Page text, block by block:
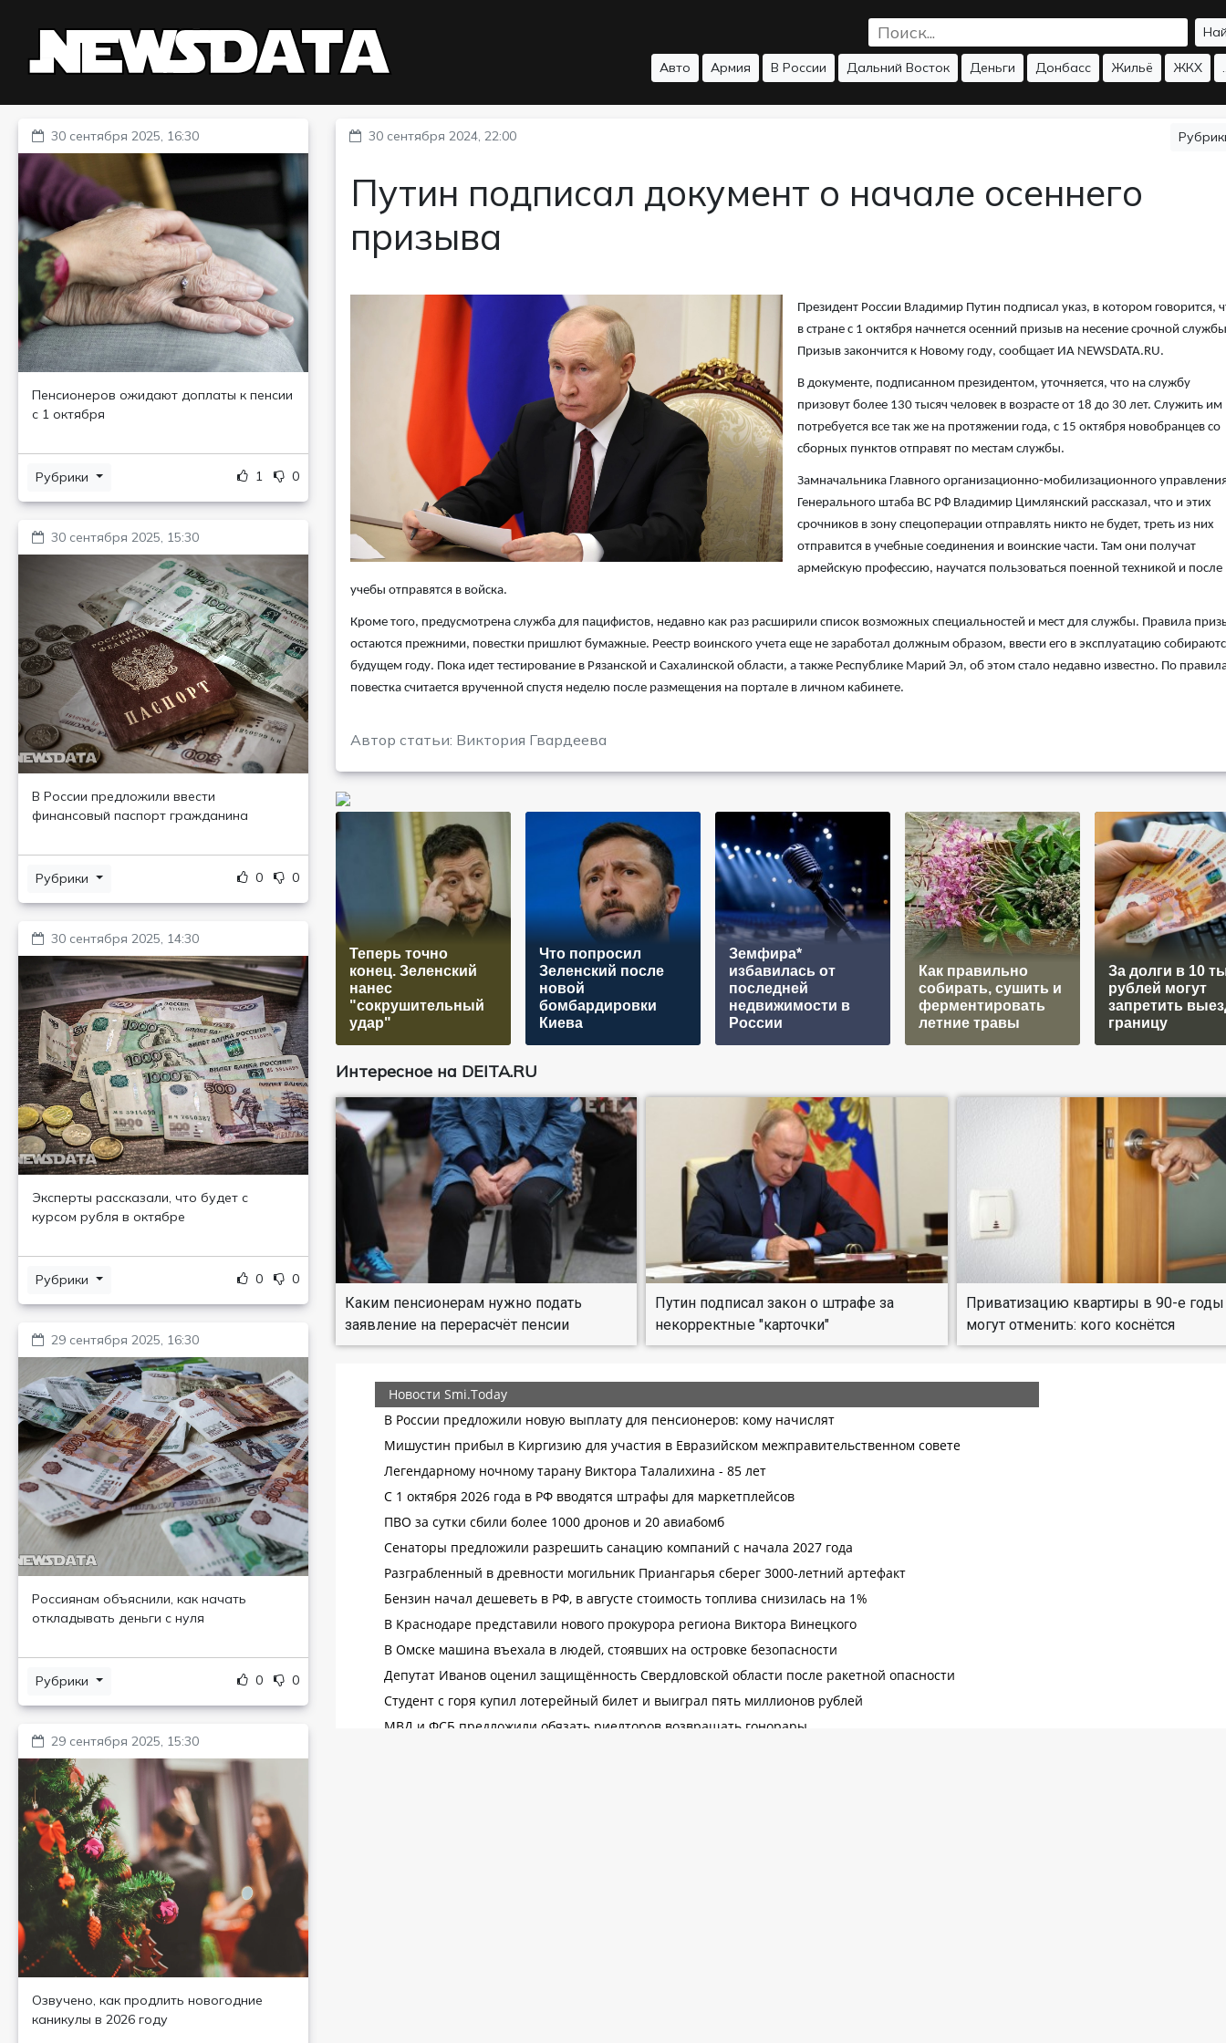
Авто Армия В России Дальний Восток Деньги Донбасс Жильё ЖКХ
30 сентября 2025, 16:30
Пенсионеров ожидают доплаты к пенсии
с 1 октября
Рубрики 1 0
30 сентября 2025, 15:30
В России предложили ввести
финансовый паспорт гражданина
Рубрики 0 0
30 сентября 2025, 14:30
Эксперты рассказали, что будет с
курсом рубля в октябре
Рубрики 0 0
29 сентября 2025, 16:30
Россиянам объяснили, как начать
откладывать деньги с нуля
Рубрики 0 0
29 сентября 2025, 15:30
Озвучено, как продлить новогодние
каникулы в 2026 году
30 сентября 2024, 22:00
Путин подписал документ о начале осеннего
призыва
Президент России Владимир Путин подписал указ, в котором говорится,
в стране с 1 октября начнется осенний призыв на несение срочной
Призыв закончится к Новому году, сообщает ИА NEWSDATA.RU.
В документе, подписанном президентом, уточняется, что на службу
призовут более 130 тысяч человек в возрасте от 18 до 30 лет. Служить им
потребуется все так же на протяжении года, с 15 октября новобранцев со
сборных пунктов отправят по местам службы.
Замначальника Главного организационно-мобилизационного
Генерального штаба ВС РФ Владимир Цимлянский рассказал, что и этих
срочников в зону спецоперации отправлять никто не будет, треть из них
отправится в учебные соединения и воинские части. Там они получат
армейскую профессию, научатся пользоваться поенной техникой и после
учебы отправятся в войска.
Кроме того, предусмотрена служба для пацифистов, недавно как раз расширили список возможных специальностей и мест для службы. Правила
остаются прежними, повестки пришлют бумажные. Реестр воинского учета еще не заработал должным образом, ввести его в эксплуатацию
будущем году. Пока идет тестирование в Рязанской и Сахалинской области, а также Республике Марий Эл, об этом стало недавно известно. По
повестка считается врученной спустя неделю после размещения на портале в личном кабинете.
Автор статьи: Виктория Гвардеева
Теперь точно
конец. Зеленский
нанес
"сокрушительный
удар"
Что попросил
Зеленский после
новой
бомбардировки
Киева
Земфира*
избавилась от
последней
недвижимости в
России
Как правильно
собирать, сушить и
ферментировать
летние травы
За долги в 10
рублей могут
запретить
границу
Интересное на DEITA.RU
Каким пенсионерам нужно подать
заявление на перерасчёт пенсии
Путин подписал закон о штрафе за
некорректные "карточки"
Приватизацию квартиры в 90-е годы
могут отменить: кого коснётся